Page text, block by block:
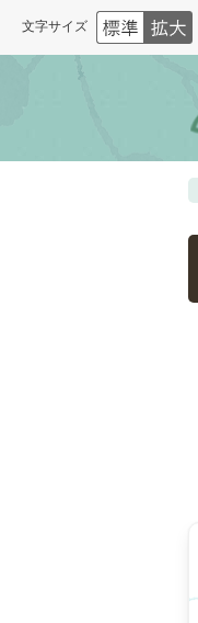
文字サイズ